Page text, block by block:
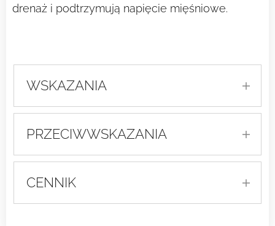
drenaż i podtrzymują napięcie mięśniowe.
WSKAZANIA
bruksizm (zaciskanie zębów),
bóle migrenowe,
paraliż mięśni twarzy (po
zwiększone napięcie mięśni
PRZECIWWSKAZANIA
aktywne infekcje jamy ustnej
(np. opryszczka, afty, grzybica,
CENNIK